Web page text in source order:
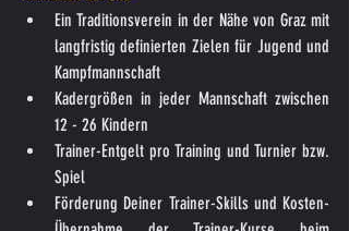
Ein Traditionsverein in der Nähe von Graz mit
langfristig definierten Zielen für Jugend und
Kampfmannschaft
Kadergrößen in jeder Mannschaft zwischen
12 - 26 Kindern
Trainer-Entgelt pro Training und Turnier bzw.
Spiel
Förderung Deiner Trainer-Skills und Kosten-